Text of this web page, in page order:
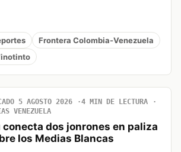
Frontera Colombia-Venezuela
5 AGOSTO 2026
4 MIN DE LECTURA
VENEZUELA
dos jonrones en paliza
los Medias Blancas